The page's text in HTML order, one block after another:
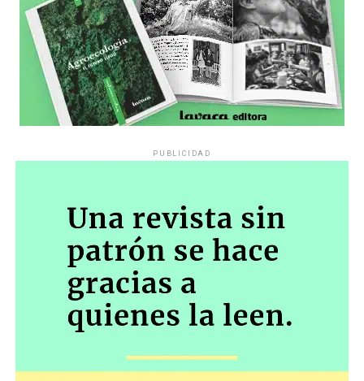
PUBLICIDAD